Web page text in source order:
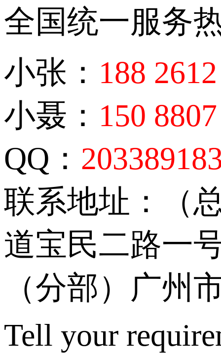
全国统一服务
小张： 188
小聂： 150
QQ：
联系地址：（
道宝民二路一
（分部）广州
Tell your